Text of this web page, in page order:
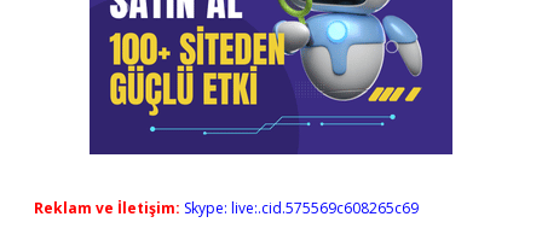
Reklam ve İletişim: Skype: live:.cid.575569c608265c69